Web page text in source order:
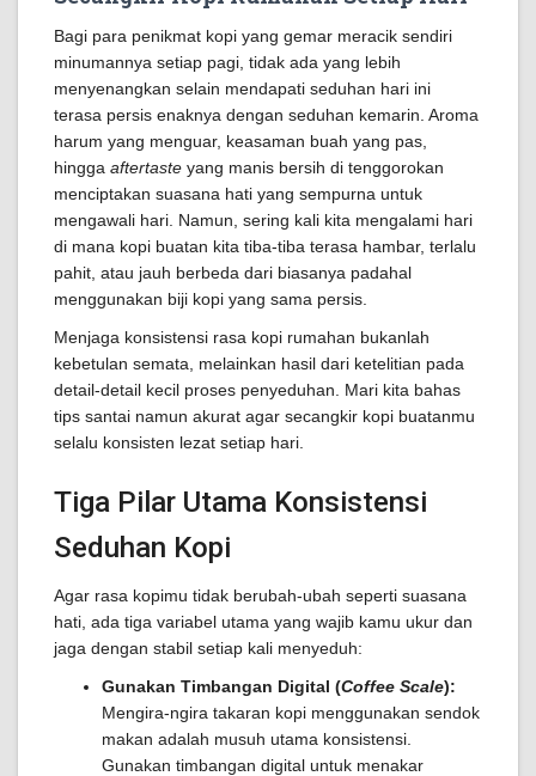
Bagi para penikmat kopi yang gemar meracik sendiri
minumannya setiap pagi, tidak ada yang lebih
menyenangkan selain mendapati seduhan hari ini
terasa persis enaknya dengan seduhan kemarin. Aroma
harum yang menguar, keasaman buah yang pas,
hingga aftertaste yang manis bersih di tenggorokan
menciptakan suasana hati yang sempurna untuk
mengawali hari. Namun, sering kali kita mengalami hari
di mana kopi buatan kita tiba-tiba terasa hambar, terlalu
pahit, atau jauh berbeda dari biasanya padahal
menggunakan biji kopi yang sama persis.
Menjaga konsistensi rasa kopi rumahan bukanlah
kebetulan semata, melainkan hasil dari ketelitian pada
detail-detail kecil proses penyeduhan. Mari kita bahas
tips santai namun akurat agar secangkir kopi buatanmu
selalu konsisten lezat setiap hari.
Tiga Pilar Utama Konsistensi
Seduhan Kopi
Agar rasa kopimu tidak berubah-ubah seperti suasana
hati, ada tiga variabel utama yang wajib kamu ukur dan
jaga dengan stabil setiap kali menyeduh:
Gunakan Timbangan Digital (Coffee Scale):
Mengira-ngira takaran kopi menggunakan sendok
makan adalah musuh utama konsistensi.
Gunakan timbangan digital untuk menakar